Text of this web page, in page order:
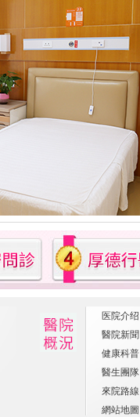
医院介绍
醫院新聞
健康科普
醫生團隊
來院路線
網站地圖